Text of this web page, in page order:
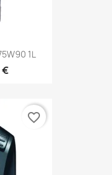
1L
€
favorite_border